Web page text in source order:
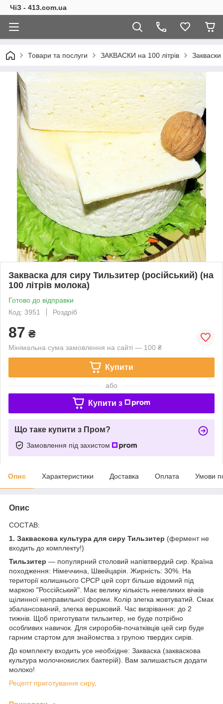
ЧіЗ - 413.com.ua
Товари та послуги ЗАКВАСКИ на 100 літрів
Закваска для сиру Тильзитер (російський) (на
100 літрів молока)
Готово до відправки
Код: 3951
Роздріб
87 ₴
Мінімальна сума замовлення на сайті — 100 ₴
Купити
або
Купити з
Що таке купити з Пром?
Замовлення під захистом
Опис Характеристики Доставка Оплата Умови
Опис
СОСТАВ:
1. Закваскова культура для сиру Тильзитер (фермент не
входить до комплекту!)
Тильзитер — популярний столовий напівтвердий сир. Країна
походження: Німеччина, Швейцарія. Жирність: 30%. На
території колишнього СРСР цей сорт більше відомий під
маркою "Россійський". Має велику кількість невеликих вічків
щілинної неправильної форми. Колір злегка жовтуватий. Смак
збалансований, злегка вершковий. Час визрівання: до 2
тижнів. Щоб приготувати тильзитер, не буде потрібно
особливих навичок. Для сироробів-початківців цей сир буде
гарним стартом для знайомства з групою твердих сирів.
До комплекту входить усе необхідне: Закваска (закваскова
культура молочнокислих бактерій). Вам залишається додати
молоко!
Рецепт приготування сиру.